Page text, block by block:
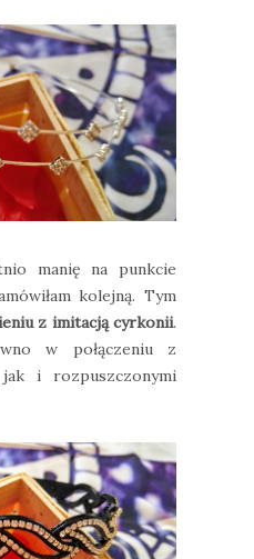
manię na punkcie
kolejną. Tym
z imitacją cyrkonii.
w połączeniu z
jak i rozpuszczonymi